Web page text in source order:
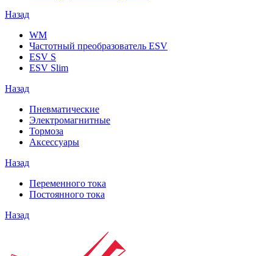
Назад
WM
Частотный преобразователь ESV
ESV S
ESV Slim
Назад
Пневматические
Электромагнитные
Тормоза
Аксессуары
Назад
Переменного тока
Постоянного тока
Назад